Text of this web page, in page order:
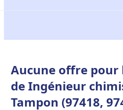
Aucune offre pour
de Ingénieur
Tampon (97418,